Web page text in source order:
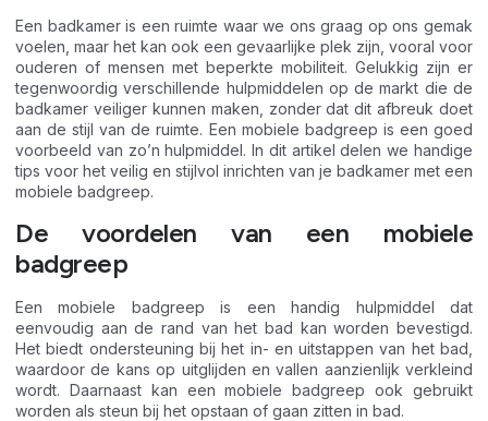
Een badkamer is een ruimte waar we ons graag op ons gemak
voelen, maar het kan ook een gevaarlijke plek zijn, vooral voor
ouderen of mensen met beperkte mobiliteit. Gelukkig zijn er
tegenwoordig verschillende hulpmiddelen op de markt die de
badkamer veiliger kunnen maken, zonder dat dit afbreuk doet
aan de stijl van de ruimte. Een mobiele badgreep is een goed
voorbeeld van zo’n hulpmiddel. In dit artikel delen we handige
tips voor het veilig en stijlvol inrichten van je badkamer met een
mobiele badgreep.
De voordelen van een mobiele
badgreep
Een mobiele badgreep is een handig hulpmiddel dat
eenvoudig aan de rand van het bad kan worden bevestigd.
Het biedt ondersteuning bij het in- en uitstappen van het bad,
waardoor de kans op uitglijden en vallen aanzienlijk verkleind
wordt. Daarnaast kan een mobiele badgreep ook gebruikt
worden als steun bij het opstaan of gaan zitten in bad.